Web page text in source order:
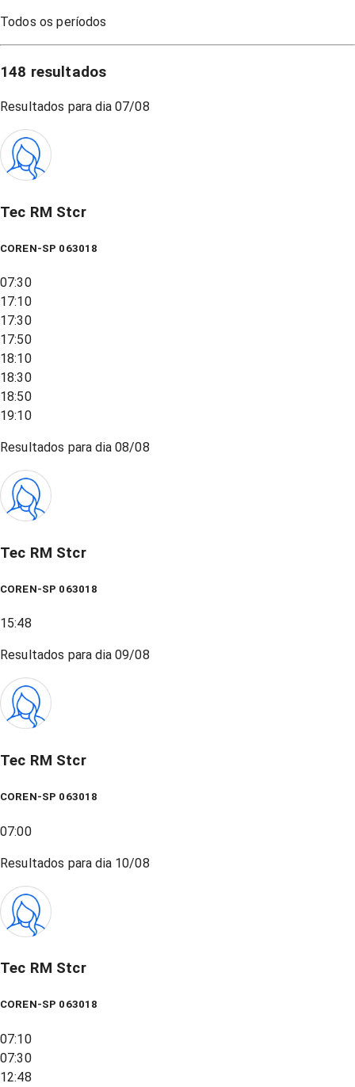
Todos os períodos
148 resultados
Resultados para dia07/08
Tec RM Stcr
COREN-SP 063018
07:30
17:10
17:30
17:50
18:10
18:30
18:50
19:10
Resultados para dia08/08
Tec RM Stcr
COREN-SP 063018
15:48
Resultados para dia09/08
Tec RM Stcr
COREN-SP 063018
07:00
Resultados para dia 10/08
Tec RM Stcr
COREN-SP 063018
07:10
07:30
12:48